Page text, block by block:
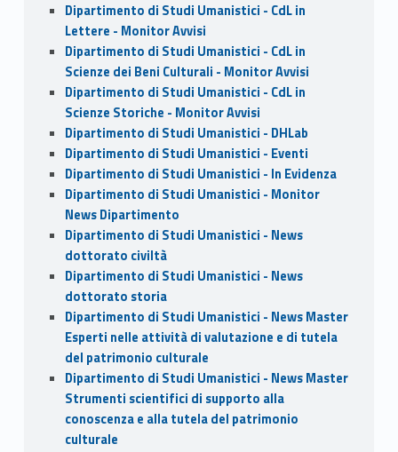
Dipartimento di Studi Umanistici - CdL in
Lettere - Monitor Avvisi
Dipartimento di Studi Umanistici - CdL in
Scienze dei Beni Culturali - Monitor Avvisi
Dipartimento di Studi Umanistici - CdL in
Scienze Storiche - Monitor Avvisi
Dipartimento di Studi Umanistici - DHLab
Dipartimento di Studi Umanistici - Eventi
Dipartimento di Studi Umanistici - In Evidenza
Dipartimento di Studi Umanistici - Monitor
News Dipartimento
Dipartimento di Studi Umanistici - News
dottorato civiltà
Dipartimento di Studi Umanistici - News
dottorato storia
Dipartimento di Studi Umanistici - News Master
Esperti nelle attività di valutazione e di tutela
del patrimonio culturale
Dipartimento di Studi Umanistici - News Master
Strumenti scientifici di supporto alla
conoscenza e alla tutela del patrimonio
culturale